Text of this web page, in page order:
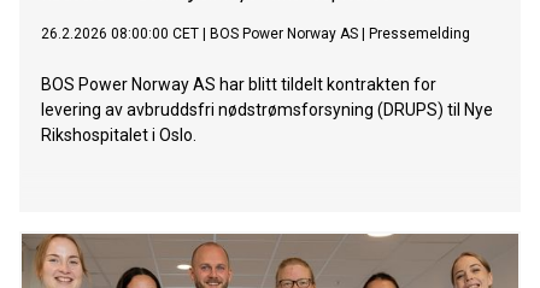
26.2.2026 08:00:00 CET BOS Power Norway AS Pressemelding
BOS Power Norway AS har blitt tildelt kontrakten for
levering av avbruddsfri nødstrømsforsyning (DRUPS) til Nye
Rikshospitalet i Oslo.